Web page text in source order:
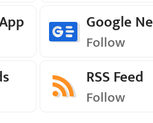
Google
Follow
RSS Feed
Follow